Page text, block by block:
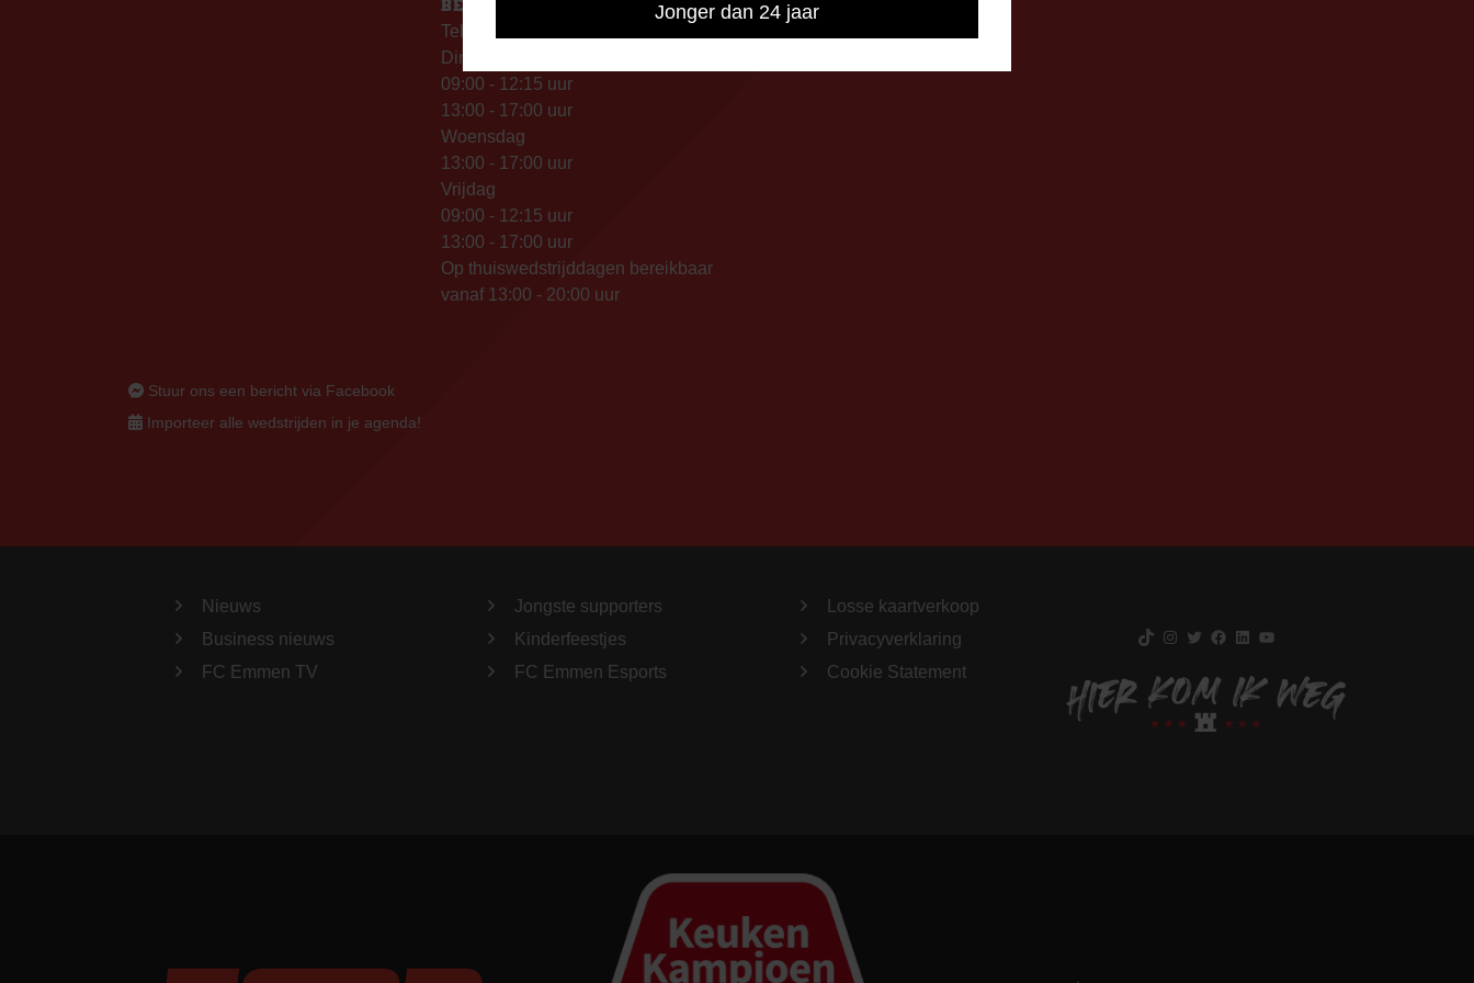
Jonger dan 24 jaar
BEREIKBAARHEID
Telefonisch bereikbaar op:
Dinsdag
09:00 - 12:15 uur
13:00 - 17:00 uur
Woensdag
13:00 - 17:00 uur
Vrijdag
09:00 - 12:15 uur
13:00 - 17:00 uur
Op thuiswedstrijddagen bereikbaar
vanaf 13:00 - 20:00 uur
Stuur ons een bericht via Facebook
Importeer alle wedstrijden in je agenda!
Nieuws
Business nieuws
FC Emmen TV
Jongste supporters
Kinderfeestjes
FC Emmen Esports
Losse kaartverkoop
Privacyverklaring
Cookie Statement